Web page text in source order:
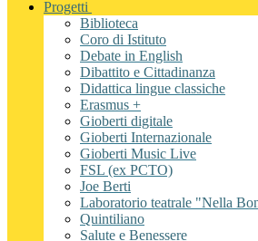
Progetti
Biblioteca
Coro di Istituto
Debate in English
Dibattito e Cittadinanza
Didattica lingue classiche
Erasmus +
Gioberti digitale
Gioberti Internazionale
Gioberti Music Live
FSL (ex PCTO)
Joe Berti
Laboratorio teatrale "Nella
Quintiliano
Salute e Benessere